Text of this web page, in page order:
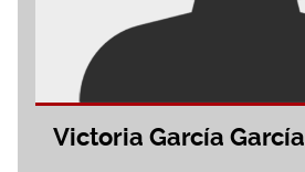
Victoria García García